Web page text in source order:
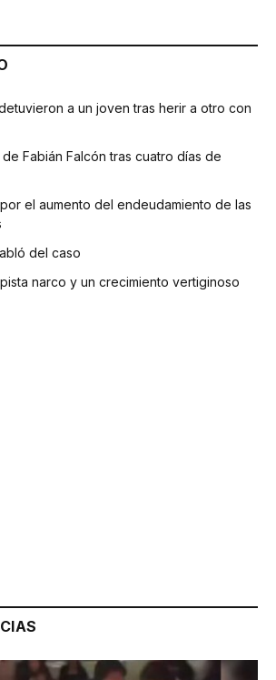
a un joven tras herir a otro con
Fabián Falcón tras cuatro días de
el aumento del endeudamiento de las
del caso
narco y un crecimiento vertiginoso